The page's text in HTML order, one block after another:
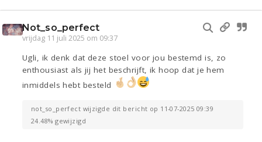
Not_so_perfect
vrijdag 11 juli 2025 om 09:37
Ugli, ik denk dat deze stoel voor jou bestemd is, zo
enthousiast als jij het beschrijft, ik hoop dat je hem
inmiddels hebt besteld
not_so_perfect wijzigde dit bericht op 11-07-2025 09:39
24.48% gewijzigd